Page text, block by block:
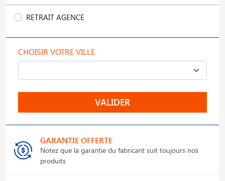
RETRAIT AGENCE
CHOISIR VOTRE VILLE
VALIDER
GARANTIE OFFERTE
Notez que la garantie du fabricant suit toujours nos
produits